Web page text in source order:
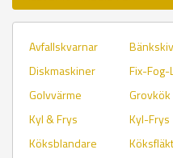
Avfallskvarnar
Diskmaskiner
Fix-Fog-
Golvvärme
Grovkök
Kyl & Frys
Kyl-Frys
Köksblandare